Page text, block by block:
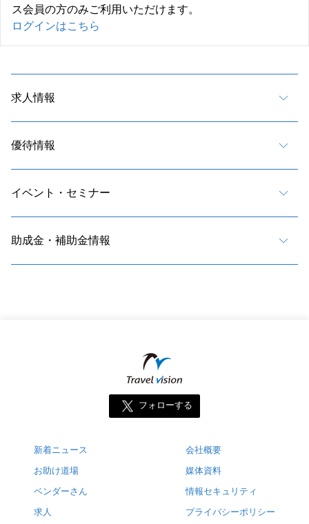
ス会員の方のみご利用いただけます。
ログインはこちら
求人情報
優待情報
イベント・セミナー
助成金・補助金情報
フォローする
新着ニュース
お助け道場
ベンダーさん
求人
会社概要
媒体資料
情報セキュリティ
プライバシーポリシー